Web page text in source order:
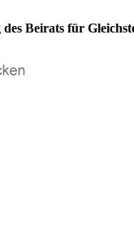
Beirats für